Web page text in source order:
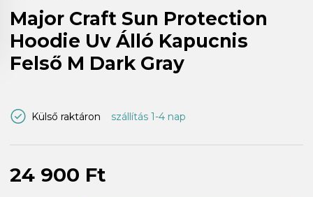
Major Craft Sun Protection
Hoodie Uv Álló Kapucnis
Felső M Dark Gray
Külső raktáron szállítás 1-4 nap
24 900 Ft